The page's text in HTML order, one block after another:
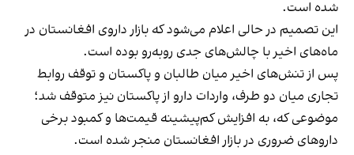
شده است.
این تصمیم در حالی اعلام می‌شود که بازار داروی افغانستان در
ماه‌های اخیر با چالش‌های جدی روبه‌رو بوده است.
پس از تنش‌های اخیر میان طالبان و پاکستان و توقف روابط
تجاری میان دو طرف، واردات دارو از پاکستان نیز متوقف شد؛
موضوعی که، به افزایش کم‌پیشینه قیمت‌ها و کمبود برخی
داروهای ضروری در بازار افغانستان منجر شده است.